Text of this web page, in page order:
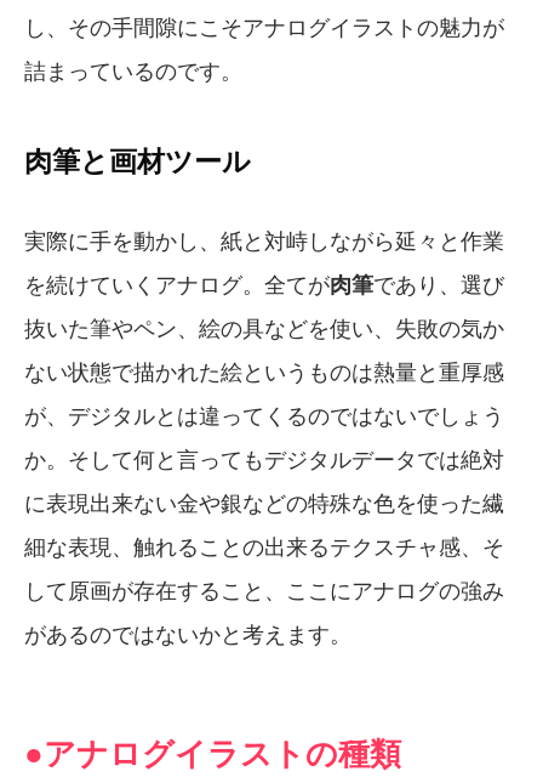
し、その手間隙にこそアナログイラストの魅力が
詰まっているのです。
肉筆と画材ツール
実際に手を動かし、紙と対峙しながら延々と作業
を続けていくアナログ。全てが肉筆であり、選び
抜いた筆やペン、絵の具などを使い、失敗の気か
ない状態で描かれた絵というものは熱量と重厚感
が、デジタルとは違ってくるのではないでしょう
か。そして何と言ってもデジタルデータでは絶対
に表現出来ない金や銀などの特殊な色を使った繊
細な表現、触れることの出来るテクスチャ感、そ
して原画が存在すること、ここにアナログの強み
があるのではないかと考えます。
●アナログイラストの種類